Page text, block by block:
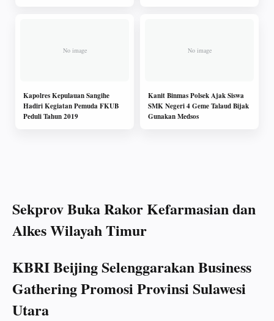
Kapolres Kepulauan Sangihe
Hadiri Kegiatan Pemuda FKUB
Peduli Tahun 2019
Kanit Binmas Polsek Ajak Siswa
SMK Negeri 4 Geme Talaud Bijak
Gunakan Medsos
Sekprov Buka Rakor Kefarmasian dan
Alkes Wilayah Timur
KBRI Beijing Selenggarakan Business
Gathering Promosi Provinsi Sulawesi
Utara